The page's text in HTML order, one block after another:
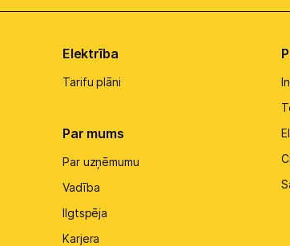
Elektrība
Tarifu plāni
Par mums
Par uzņēmumu
Vadība
Ilgtspēja
Karjera